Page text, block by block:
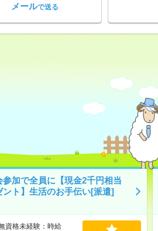
メールで送る
参加で全員に【現金2千円相当
ント】生活のお手伝い[派遣]
資格未経験：時給